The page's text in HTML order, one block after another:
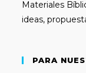
Materiales
ideas,
PARA